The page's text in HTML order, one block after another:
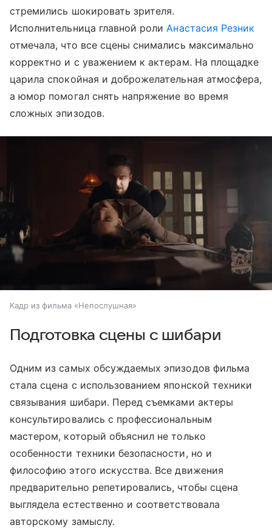
стремились шокировать зрителя.
Исполнительница главной ролиАнастасия Резник
отмечала, что все сцены снимались максимально
корректно и с уважением к актерам. На площадке
царила спокойная и доброжелательная атмосфера,
а юмор помогал снять напряжение во время
сложных эпизодов.
Кадр из фильма «Непослушная»
Подготовка сцены с шибари
Одним из самых обсуждаемых эпизодов фильма
стала сцена с использованием японской техники
связывания шибари. Перед съемками актеры
консультировались с профессиональным
мастером, который объяснил не только
особенности техники безопасности, но и
философию этого искусства. Все движения
предварительно репетировались, чтобы сцена
выглядела естественно и соответствовала
авторскому замыслу.